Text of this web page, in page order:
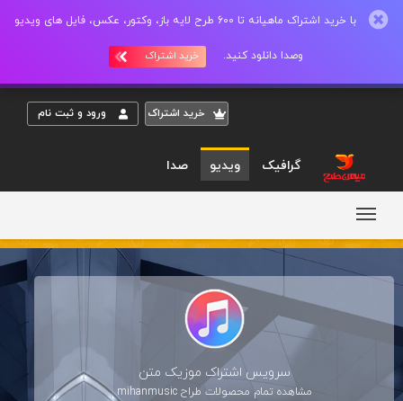
با خرید اشتراک ماهیانه تا 600 طرح لایه باز، وکتور، عکس، فایل های ویدیو
وصدا دانلود کنید. خرید اشتراک
خريد اشتراک ورود و ثبت نام
گرافیک ویدیو صدا
سرویس اشتراک موزیک متن
مشاهده تمام محصولات طراحmihanmusic